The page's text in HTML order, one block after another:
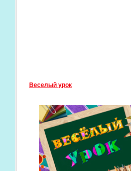
Веселый урок